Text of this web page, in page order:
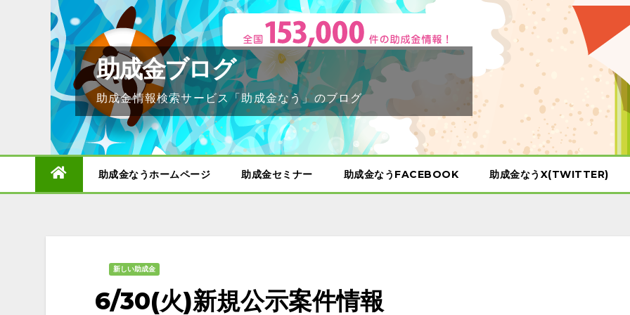
助成金ブログ
助成金情報検索サービス「助成金なう」のブログ
助成金なうホームページ 助成金セミナー 助成金なうFACEBOOK 助成金なうX(TWITTER)
新しい助成金
6/30(火)新規公示案件情報